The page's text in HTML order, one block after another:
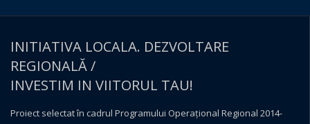
INITIATIVA LOCALA. DEZVOLTARE
REGIONALĂ /
INVESTIM IN VIITORUL TAU!
Proiect selectat în cadrul Programului Operațional Regional 2014-